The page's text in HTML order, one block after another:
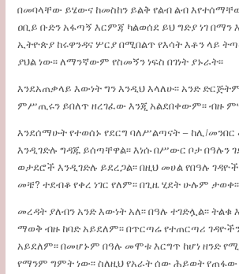
በመባላቸው ይሄውና ከመስከን ይልቅ የልብ ልብ
ዐቢይ ቡድን አፋጣኝ እርምጃ ካልወሰደ ይህ ግድያ ነገ
ኢትዮጵያ ከሩዋንዳና ሦርያ በሚበልጥ የእሳት እቶን ላይ
ያህል ነው፡፡ ለማንኛውም የስመኝን ነፍስ በገነት ያኑራት፡፡
እንደአጠቃላይ እውነት ግን እንዲህ እላለሁ፡፡ አንድ
ምሥጢሩን ይበለጥ ዘረገፈው እንጂ አልደበቀውም፡፡ ብዙ
እንደሰማሁት የተወሰኑ የደርግ ባለሥልጣናት – ከሊ/
እንዲገድሉ ግዳጁ ይሰጣቸዋል፡፡ እነሱ በሥውር ቦታ
ወታደሮች እንዲገድሉ ይደረጋል፡፡ በዚህ መሀል የበዓሉ
መቼ? ተደብቆ የቀረ ነገር የለም፡፡ በጊዜ ሂደት ሁሉም ታወቀ፡፡
መረዳት ያለብን አንድ እውነት አለ፡፡ በዓሉ ተገድሏል፡፡
ማወቅ ብዙ ከባድ አይደለም፡፡ በጥርጣሬ የተጠርጣሪ
አይደለም፡፡ በመሆኑም በዓሉ መሞቱ እርግጥ ከሆነ ዘንድ
የማንም ግምት ነው፡፡ ስለዚህ የአራት ሰው ሕይወት የጠፋው